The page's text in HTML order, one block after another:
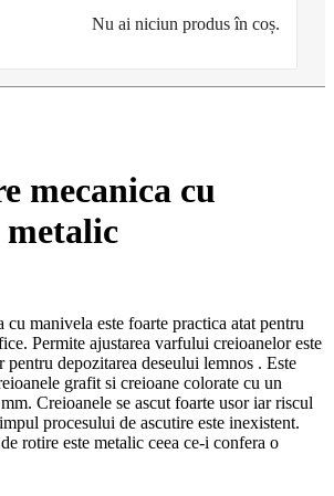
Nu ai niciun produs în coș.
mecanica cu
metalic
cu manivela este foarte practica atat pentru
Permite ajustarea varfului creioanelor este
pentru depozitarea deseului lemnos . Este
grafit si creioane colorate cu un
Creioanele se ascut foarte usor iar riscul
procesului de ascutire este inexistent.
rotire este metalic ceea ce-i confera o